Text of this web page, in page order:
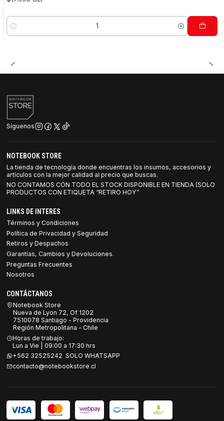
Cantidad
Síguenos
NOTEBOOK STORE
La tienda de tecnología donde encuentras los insumos, accesorios y
artículos con la mejor calidad al precio que buscas.
NO CONTAMOS CON TODO EL STOCK DISPONIBLE EN TIENDA (SOLO
PRODUCTOS CON ETIQUETA “RETIRO HOY”
LINKS DE INTERES
Términos y Condiciones
Política de Privacidad y Seguridad
Retiros y Despachos
Garantías, Cambios y Devoluciones.
Preguntas Frecuentes
Nosotros
CONTÁCTANOS
Notebook Store
Nueva de Lyon 72, Of 1202
7510078 Santiago - Providencia
Región Metropolitana - Chile
Horas de trabajo:
Lun a Vie | 09:00 a 17:30 hrs
+562 32525242 SOLO WHATSAPP
contacto@notebookstore.cl